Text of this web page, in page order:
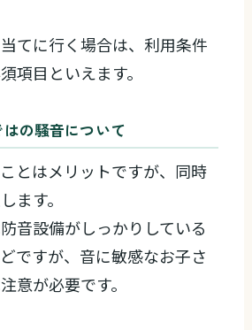
てに行く場合は、利用条件
項目といえます。
の騒音について
とはメリットですが、同時
ます。
音設備がしっかりしている
ですが、音に敏感なお子さ
意が必要です。